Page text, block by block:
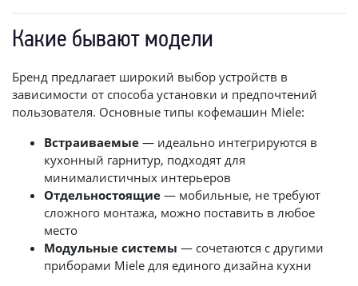
Какие бывают модели
Бренд предлагает широкий выбор устройств в
зависимости от способа установки и предпочтений
пользователя. Основные типы кофемашин Miele:
Встраиваемые — идеально интегрируются в
кухонный гарнитур, подходят для
минималистичных интерьеров
Отдельностоящие — мобильные, не требуют
сложного монтажа, можно поставить в любое
место
Модульные системы — сочетаются с другими
приборами Miele для единого дизайна кухни